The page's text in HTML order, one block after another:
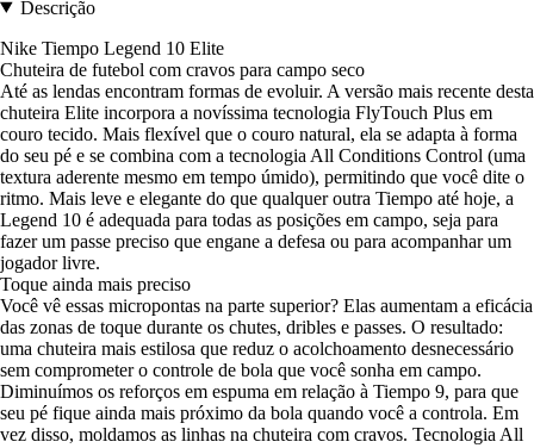
Descrição
Nike Tiempo Legend 10 Elite
Chuteira de futebol com cravos para campo seco
Até as lendas encontram formas de evoluir. A versão mais recente desta
chuteira Elite incorpora a novíssima tecnologia FlyTouch Plus em
couro tecido. Mais flexível que o couro natural, ela se adapta à forma
do seu pé e se combina com a tecnologia All Conditions Control (uma
textura aderente mesmo em tempo úmido), permitindo que você dite o
ritmo. Mais leve e elegante do que qualquer outra Tiempo até hoje, a
Legend 10 é adequada para todas as posições em campo, seja para
fazer um passe preciso que engane a defesa ou para acompanhar um
jogador livre.
Toque ainda mais preciso
Você vê essas micropontas na parte superior? Elas aumentam a eficácia
das zonas de toque durante os chutes, dribles e passes. O resultado:
uma chuteira mais estilosa que reduz o acolchoamento desnecessário
sem comprometer o controle de bola que você sonha em campo.
Diminuímos os reforços em espuma em relação à Tiempo 9, para que
seu pé fique ainda mais próximo da bola quando você a controla. Em
vez disso, moldamos as linhas na chuteira com cravos. Tecnologia All